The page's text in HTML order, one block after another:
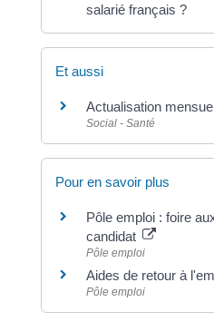
salarié français ?
Et aussi
Actualisation
Social - Santé
Pour en savoir plus
Pôle emploi : foire
candidat
Pôle emploi
Aides de retour à
Pôle emploi